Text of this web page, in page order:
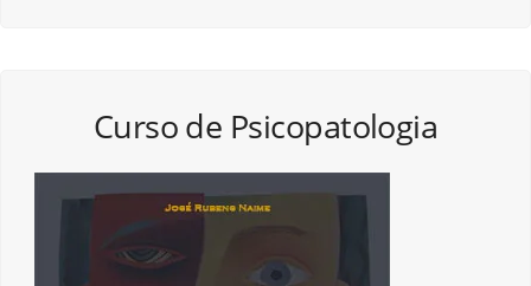
Curso de Psicopatologia